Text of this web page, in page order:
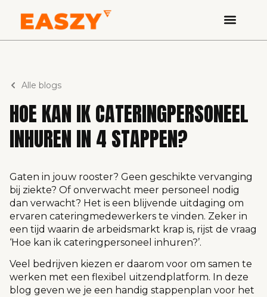
Alle blogs
HOE KAN IK CATERINGPERSONEEL
INHUREN IN 4 STAPPEN?
Gaten in jouw rooster? Geen geschikte vervanging
bij ziekte? Of onverwacht meer personeel nodig
dan verwacht? Het is een blijvende uitdaging om
ervaren cateringmedewerkers te vinden. Zeker in
een tijd waarin de arbeidsmarkt krap is, rijst de vraag
‘Hoe kan ik cateringpersoneel inhuren?’.
Veel bedrijven kiezen er daarom voor om samen te
werken met een flexibel uitzendplatform. In deze
blog geven we je een handig stappenplan voor het